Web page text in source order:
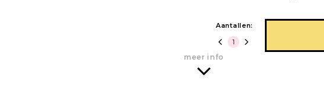
Aantallen:
meer info